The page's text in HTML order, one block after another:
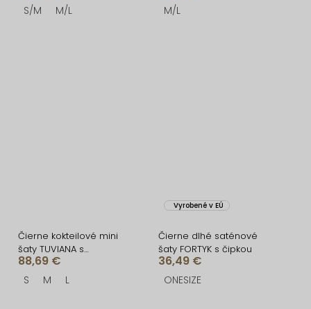
S/M M/L M/L
Čierne kokteilové mini
šaty TUVIANA s
naberanými rukávmi
88,69 €
S M L
Vyrobené v EÚ
Čierne dlhé saténové
šaty FORTYK s čipkou
36,49 €
ONESIZE